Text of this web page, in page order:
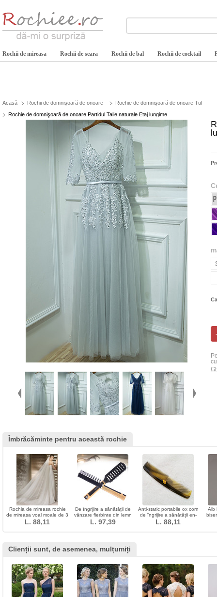
Rochii de mireasa Rochii de seara Rochii de bal Rochii de cocktail
Acasă Rochii de domnişoară de onoare
Rochie de domnişoară de onoare Tul
Rochie de domnişoară de onoare Partidul Talie naturale Etaj lungime
Îmbrăcăminte pentru această rochie
Rochia de mireasa rochie
de mireasa voal moale de 3
metri lungime și două voal
moale strat
L. 88,11
De îngrijire a sănătății de
vânzare fierbinte din lemn
mâner din material plastic
de înaltă calitate, mici
L. 97,39
Anti-static portabile ox corn
de îngrijire a sănătății en-
gros
L. 88,11
Alb
Clienții sunt, de asemenea, mulțumiți